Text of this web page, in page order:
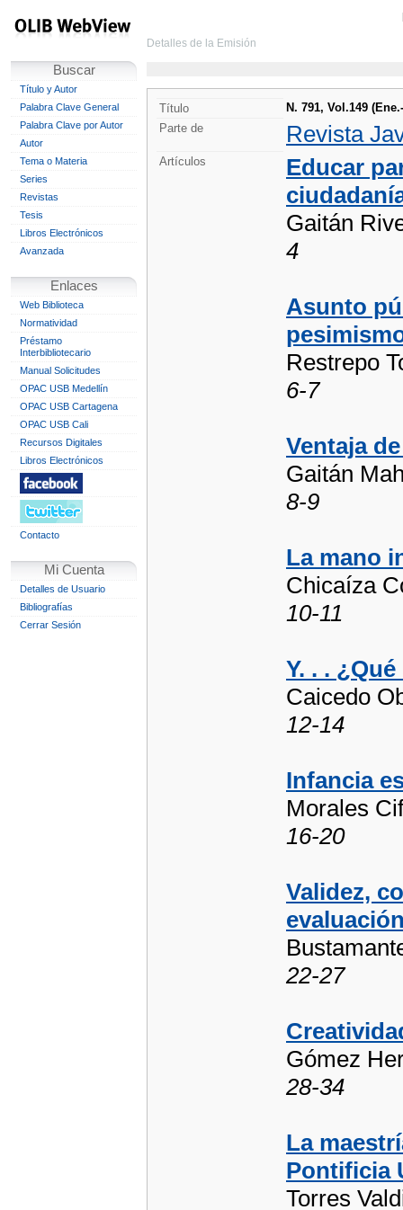
Buscar
Título y Autor
Palabra Clave General
Palabra Clave por Autor
Autor
Tema o Materia
Series
Revistas
Tesis
Libros Electrónicos
Avanzada
Enlaces
Web Biblioteca
Normatividad
Préstamo
Interbibliotecario
Manual Solicitudes
OPAC USB Medellín
OPAC USB Cartagena
OPAC USB Cali
Recursos Digitales
Libros Electrónicos
Contacto
Mi Cuenta
Detalles de Usuario
Bibliografías
Cerrar Sesión
Detalles de la Emisión
Título
N. 791, Vol.149
Parte de
Revista
Artículos
Educar
Gaitán
4
Asunto
Restrepo
6-7
Ventaja
Gaitán
8-9
La mano
Chicaíza
10-11
Y. . .
Caicedo
12-14
Infancia
Morales
16-20
Validez,
22-27
Gómez
28-34
La
Pontificia
Torres